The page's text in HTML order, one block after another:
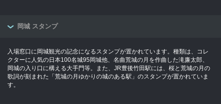
岡城 スタンプ
入場窓口に岡城観光の記念になるスタンプが置かれています。種類は、コレ
クターに人気の日本100名城95岡城他、名曲荒城の月を作曲した滝廉太郎、
岡城の入り口に構える大手門等。また、JR豊後竹田駅には、桜と荒城の月の
歌詞が刻まれた「荒城の月ゆかりの城のある駅」のスタンプが置かれていま
す。